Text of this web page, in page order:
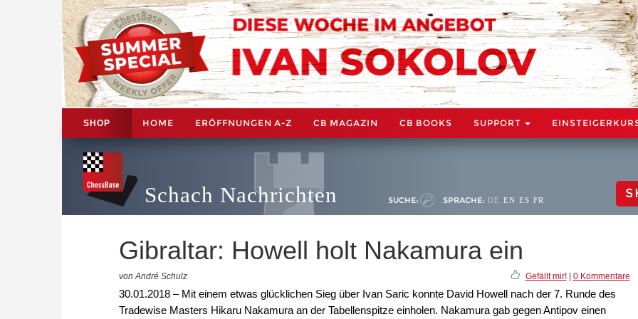
SHOP HOME ERÖFFNUNGEN A-Z CB MAGAZIN CB BOOKS SUPPORT
Schach Nachrichten SUCHE: SPRACHE: DE EN ES FR
Gibraltar: Howell holt Nakamura ein
von André Schulz Gefällt mir!| 0 Kommentare
30.01.2018 – Mit einem etwas glücklichen Sieg über Ivan Saric konnte David Howell nach der 7. Runde des
Tradewise Masters Hikaru Nakamura an der Tabellenspitze einholen. Nakamura gab gegen Antipov einen